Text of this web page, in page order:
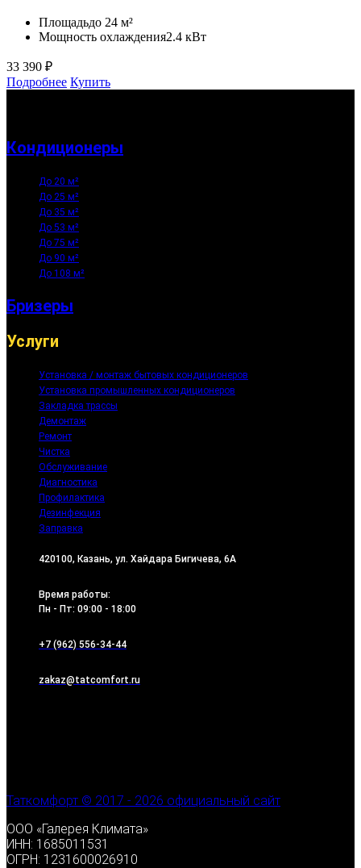
Площадьдо 24 м²
Мощность охлаждения2.4 кВт
33 390 ₽
Подробнее Купить
Кондиционеры
До 20 м²
До 25 м²
До 35 м²
До 53 м²
До 75 м²
До 90 м²
До 108 м²
Бризеры
Услуги
Установка / монтаж бытовых кондиционеров
Установка промышленных кондиционеров
Закладка трассы
Демонтаж
Ремонт
Чистка
Обслуживание
Диагностика
Профилактика
Дезинфекция
Заправка
420100, Казань, ул. Хайдара Бигичева, 6А
Время работы:
Пн - Пт: 09:00 - 18:00
+7 (962) 556-34-44
zakaz@tatcomfort.ru
Таткомфорт © 2017 - 2026 официальный сайт
ООО «Галерея Климата»
ИНН: 1685011531
ОГРН: 1231600026910